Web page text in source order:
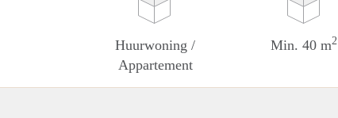
Huurwoning /
Appartement
Min. 40 m2